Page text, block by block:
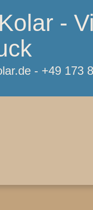
-
- +49 173